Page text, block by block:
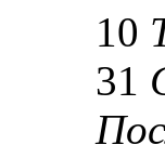
10
31